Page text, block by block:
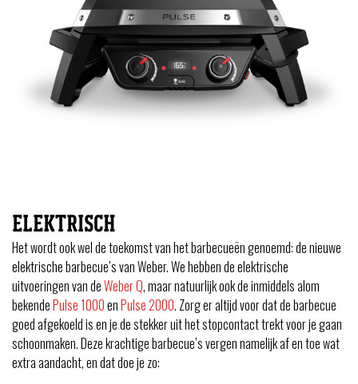
ELEKTRISCH
Het wordt ook wel de toekomst van het barbecueën genoemd: de nieuwe
elektrische barbecue’s van Weber. We hebben de elektrische
uitvoeringen van deWeber Q, maar natuurlijk ook de inmiddels alom
bekendePulse 1000enPulse 2000. Zorg er altijd voor dat de barbecue
goed afgekoeld is en je de stekker uit het stopcontact trekt voor je gaan
schoonmaken. Deze krachtige barbecue’s vergen namelijk af en toe wat
extra aandacht, en dat doe je zo: